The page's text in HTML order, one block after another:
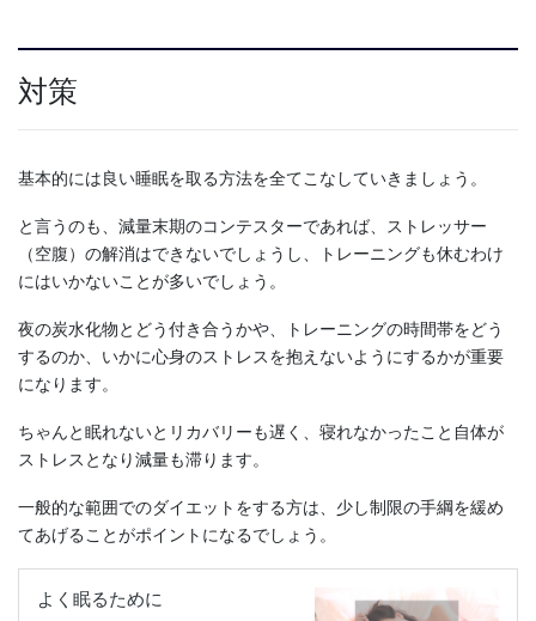
対策
基本的には良い睡眠を取る方法を全てこなしていきましょう。
と言うのも、減量末期のコンテスターであれば、ストレッサー
（空腹）の解消はできないでしょうし、トレーニングも休むわけ
にはいかないことが多いでしょう。
夜の炭水化物とどう付き合うかや、トレーニングの時間帯をどう
するのか、いかに心身のストレスを抱えないようにするかが重要
になります。
ちゃんと眠れないとリカバリーも遅く、寝れなかったこと自体が
ストレスとなり減量も滞ります。
一般的な範囲でのダイエットをする方は、少し制限の手綱を緩め
てあげることがポイントになるでしょう。